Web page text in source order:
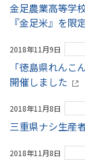
金足農業高等学
『金足米』を限
2018年11月9日
「徳島県れん
開催しました
2018年11月8日
三重県ナシ生産
2018年11月8日